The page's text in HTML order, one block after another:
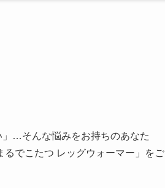
」…そんな悩みをお持ちのあなた
でこたつ レッグウォーマー」をご